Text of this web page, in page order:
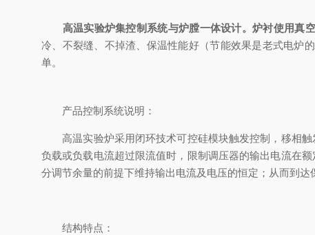
高温实验炉集控制系统与炉膛一体设计。炉衬使用真
冷、不裂缝、不掉渣、保温性能好（节能效果是老式电炉
单。
产品控制系统说明：
高温实验炉采用闭环技术可控硅模块触发控制，移相触
负载或负载电流超过限流值时，限制调压器的输出电流在
分调节余量的前提下维持输出电流及电压的恒定；从而到
结构特点：